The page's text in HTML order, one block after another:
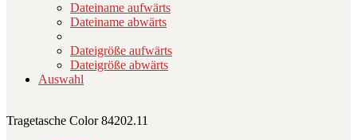
Dateiname aufwärts
Dateiname abwärts
Dateigröße aufwärts
Dateigröße abwärts
Auswahl
Tragetasche Color 84202.11